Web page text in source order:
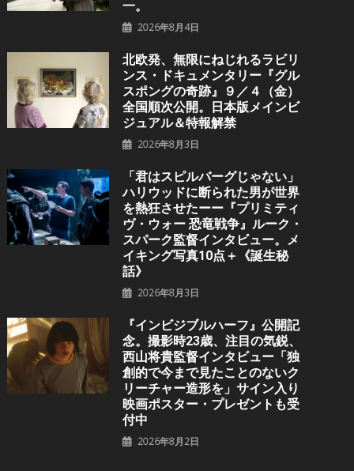
一。
2026年8月4日
北欧発、無限にねじれるラビリ
ンス・ドキュメンタリー『グル
スポングの奇跡』９／４（金）
全国順次公開。日本版メインビ
ジュアル＆特報解禁
2026年8月3日
「君はスピルバーグじゃない」
ハリウッドに断られた男が世界
を熱狂させたーー『プリミティ
ヴ・ウォー 恐⻯戦争』ルーク・
スパーク監督インタビュー。メ
イキング写真10点＋《誕⽣秘
話》
2026年8月3日
『インビジブルハーフ』公開記
念。撮影時23歳、注目の気鋭、
⻄⼭将貴監督インタビュー「独
創的で今まで見たことのないク
リーチャー造形を」サイン入り
映画ポスター・プレゼントも受
付中
2026年8月2日